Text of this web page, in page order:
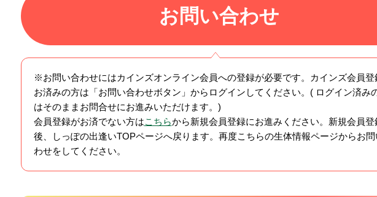
お問い合わせ
※お問い合わせにはカインズオンライン会員への登録が必要です。カインズ会員登
お済みの方は「お問い合わせボタン」からログインしてください。( ログイン済み
はそのままお問合せにお進みいただけます。)
会員登録がお済でない方はこちらから新規会員登録にお進みください。新規会員登
後、しっぽの出逢いTOPページへ戻ります。再度こちらの生体情報ページからお問
わせをしてください。